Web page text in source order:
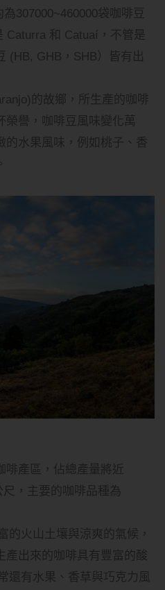
307000~460000袋咖啡豆
Caturra 和 Catuaí，不管是
(HB, GHB，SHB）皆有出
的故鄉，所生產的咖啡
榮譽，咖啡豆風味變化萬
的水果風味，例如桃子、香
啡產區，佔總產量將近
，主要的咖啡品種為
的火山土壤與涼爽的氣候，
產出來的咖啡具有豐富的酸
還有水果、香草與巧克力風